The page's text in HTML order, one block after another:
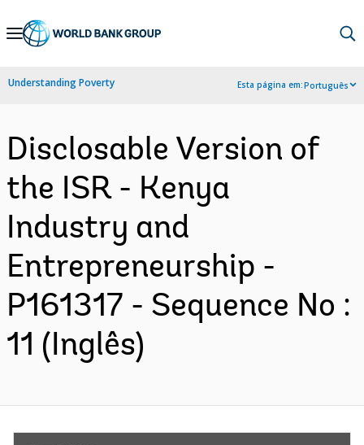
Skip
Navigation
Understanding Poverty Esta página em:Português
Disclosable Version of
the ISR - Kenya
Industry and
Entrepreneurship -
P161317 - Sequence No :
11 (Inglês)